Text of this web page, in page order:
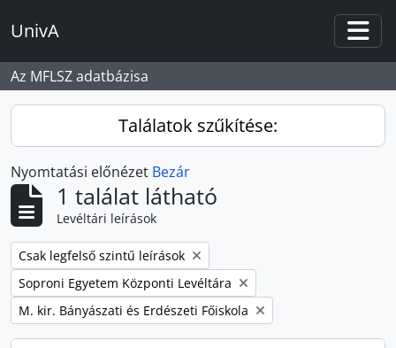
UnivA
Az MFLSZ adatbázisa
Találatok szűkítése:
Nyomtatási előnézet Bezár
1 találat látható
Levéltári leírások
Remove filter:
Csak legfelső szintű leírások
Remove filter:
Soproni Egyetem Központi Levéltára
Remove filter:
M. kir. Bányászati és Erdészeti Főiskola